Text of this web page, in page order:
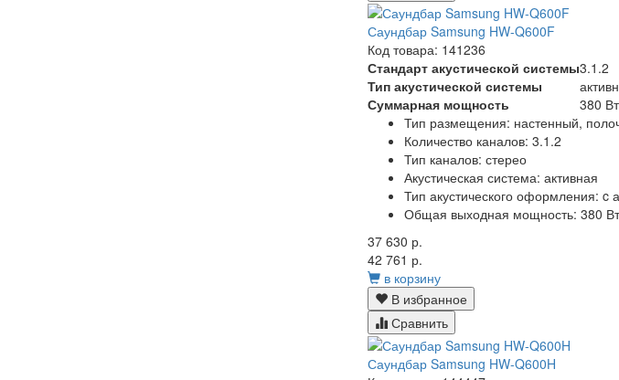
Саундбар Samsung HW-Q600F
Код товара: 141236
Стандарт акустической системы3.1.2
Тип акустической системы
Суммарная мощность
380 Вт
Тип размещения: настенный,
Количество каналов: 3.1.2
Тип каналов: стерео
Акустическая система: активная
Тип акустического оформления: c
Общая выходная мощность: 380 Вт
37 630 р.
42 761 р.
в корзину
В избранное
Сравнить
Саундбар Samsung HW-Q600H